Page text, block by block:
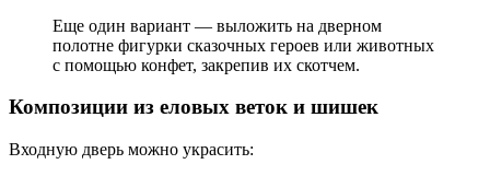
Еще один вариант — выложить на дверном
полотне фигурки сказочных героев или животных
с помощью конфет, закрепив их скотчем.
Композиции из еловых веток и шишек
Входную дверь можно украсить: